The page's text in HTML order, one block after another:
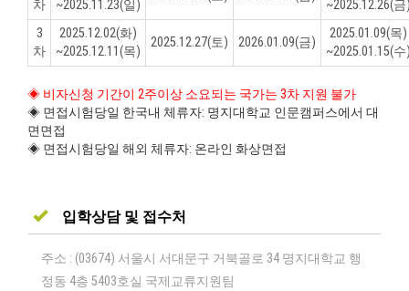
차
~2025.11.23(일)
~2025.12.26(
3
차
2025.12.02(화)
~2025.12.11(목)
2025.12.27(토) 2026.01.09(금)
2025.01.09(목)
~2025.01.15(
◈ 비자신청 기간이 2주이상 소요되는 국가는 3차 지원 불가
◈ 면접시험당일 한국내 체류자: 명지대학교 인문캠퍼스에서 대
면면접
◈ 면접시험당일 해외 체류자: 온라인 화상면접
입학상담 및 접수처
주소 : (03674) 서울시 서대문구 거북골로 34 명지대학교 행
정동 4층 5403호실 국제교류지원팀